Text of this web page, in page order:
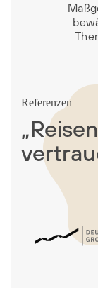
Referenzen